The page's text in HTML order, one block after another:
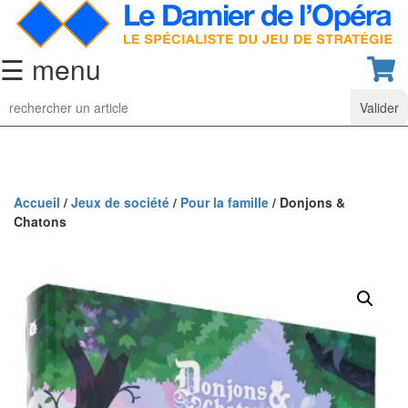
☰ menu
Jeu
d’Echecs
collection
Pièces
d’échecs
classiques
Coffrets
Accueil / Jeux de société / Pour la famille / Donjons &
Chatons